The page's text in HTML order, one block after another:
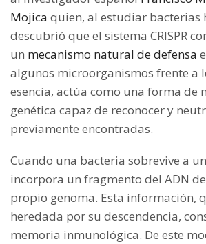
Mojica quien, al estudiar bacterias
descubrió que el sistema CRISPR
un mecanismo natural de defensa
algunos microorganismos frente a
esencia, actúa como una forma de
genética capaz de reconocer y
previamente encontradas.
Cuando una bacteria sobrevive a
incorpora un fragmento del ADN
propio genoma. Esta información,
heredada por su descendencia,
memoria inmunológica. De este